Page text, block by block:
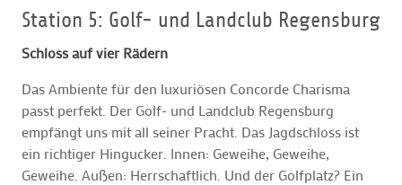
Station 5: Golf- und Landclub Regensburg
Schloss auf vier Rädern
Das Ambiente für den luxuriösen Concorde Charisma
passt perfekt. Der Golf- und Landclub Regensburg
empfängt uns mit all seiner Pracht. Das Jagdschloss ist
ein richtiger Hingucker. Innen: Geweihe, Geweihe,
Geweihe. Außen: Herrschaftlich. Und der Golfplatz? Ein